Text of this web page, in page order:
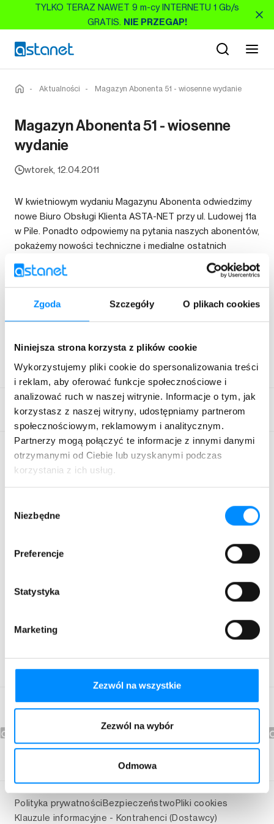
Zgoda Szczegóły O plikach cookies
Niniejsza strona korzysta z plików cookie
Wykorzystujemy pliki cookie do spersonalizowania treści
i reklam, aby oferować funkcje społecznościowe i
analizować ruch w naszej witrynie. Informacje o tym, jak
korzystasz z naszej witryny, udostępniamy partnerom
społecznościowym, reklamowym i analitycznym.
Partnerzy mogą połączyć te informacje z innymi danymi
otrzymanymi od Ciebie lub uzyskanymi podczas
korzystania z ich usług.
zgody
Niezbędne
Preferencje
Statystyka
Marketing
Zezwól na wszystkie
Zezwól na wybór
Odmowa
TYLKO TERAZ NAWET 9 m-cy INTERNETU 1 Gb/s
GRATIS. NIE PRZEGAP!
- Aktualności - Magazyn Abonenta 51 - wiosenne wydanie
Magazyn Abonenta 51 - wiosenne
wydanie
wtorek, 12.04.2011
W kwietniowym wydaniu Magazynu Abonenta odwiedzimy
nowe Biuro Obsługi Klienta ASTA-NET przy ul. Ludowej 11a
w Pile. Ponadto odpowiemy na pytania naszych abonentów,
pokażemy nowości techniczne i medialne ostatnich
tygodni. W dziale Premium tradycyjnie najciekawsze
propozycje filmowe nadchodzącego miesiąca.
KliknijTUi oglądaj Magazyn Abonenta.
Kopiuj link
Oferta
Pomoc i obsługa
O ASTA-NET
Strefa klienta
Kontakt
bok@asta-net.pl
Polityka prywatnościBezpieczeństwoPliki cookies
Klauzule informacyjne - Kontrahenci (Dostawcy)